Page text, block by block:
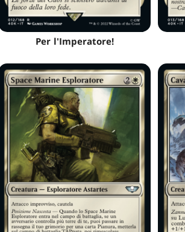
Per l'Imperatore!